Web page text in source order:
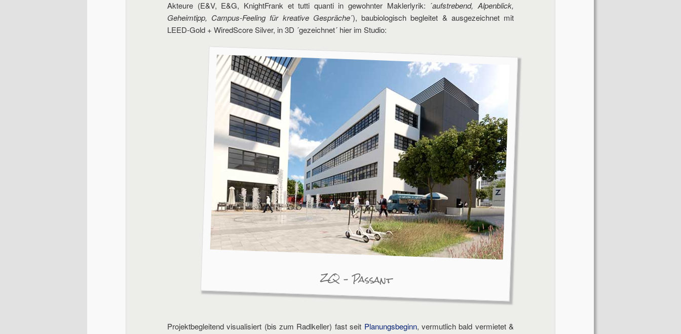
Akteure (E&V, E&G, KnightFrank et tutti quanti in gewohnter Maklerlyrik: ´aufstrebend, Alpenblick,
Geheimtipp, Campus-Feeling für kreative Gespräche´), baubiologisch begleitet & ausgezeichnet mit
LEED-Gold + WiredScore Silver, in 3D ´gezeichnet´ hier im Studio:
ZQ – Passant
Projektbegleitend visualisiert (bis zum Radlkeller) fast seit Planungsbeginn, vermutlich bald vermietet &